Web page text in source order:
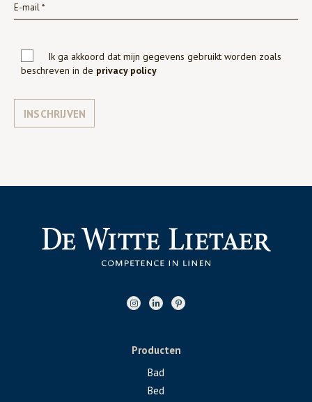
Ik ga akkoord dat mijn gegevens gebruikt worden zoals
beschreven in de privacy policy
INSCHRIJVEN
Producten
Bad
Bed